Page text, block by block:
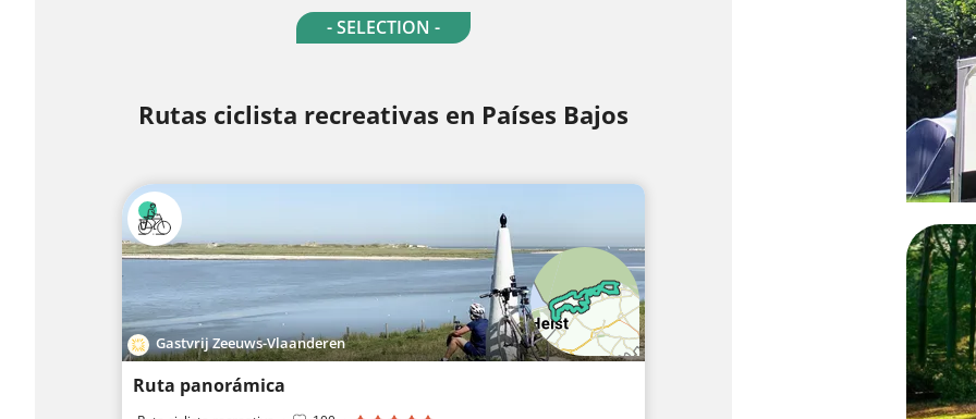
- SELECTION -
Rutas ciclista recreativas en Países Bajos
Gastvrij Zeeuws-Vlaanderen
Ruta panorámica